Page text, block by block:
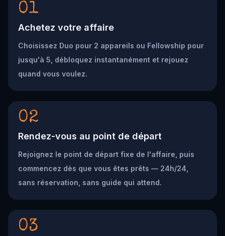
01
Achetez votre affaire
Choisissez Duo pour 2 appareils ou Fellowship pour
jusqu'à 5, débloquez instantanément et rejouez
quand vous voulez.
02
Rendez-vous au point de départ
Rejoignez le point de départ fixe de l'affaire, puis
commencez dès que vous êtes prêts — 24h/24,
sans réservation, sans guide qui attend.
03